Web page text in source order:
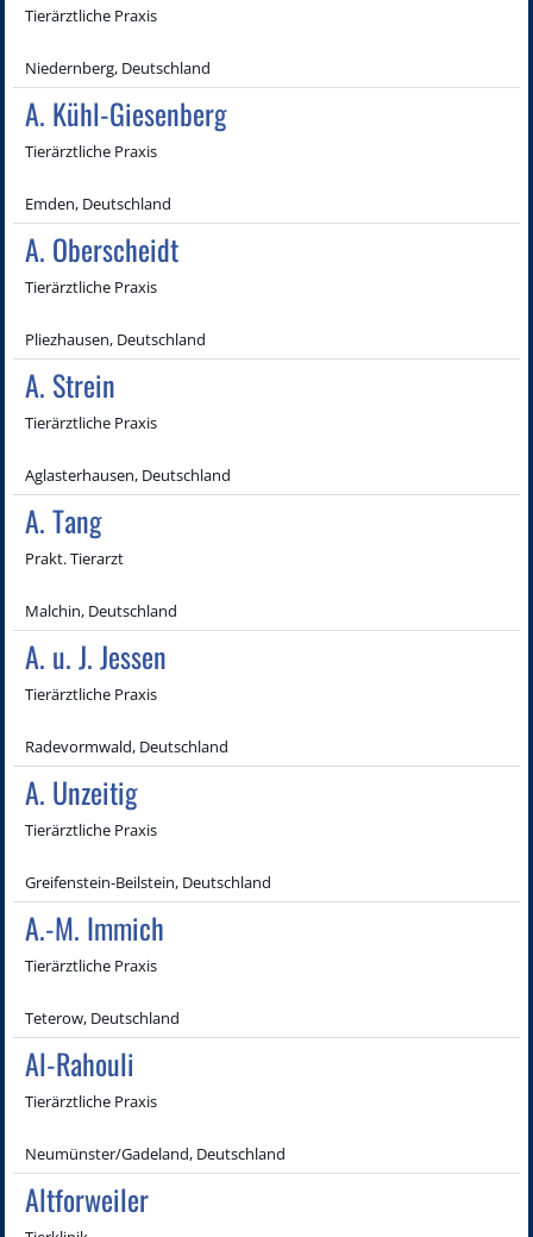
Tierärztliche Praxis
Niedernberg, Deutschland
A. Kühl-Giesenberg
Tierärztliche Praxis
Emden, Deutschland
A. Oberscheidt
Tierärztliche Praxis
Pliezhausen, Deutschland
A. Strein
Tierärztliche Praxis
Aglasterhausen, Deutschland
A. Tang
Prakt. Tierarzt
Malchin, Deutschland
A. u. J. Jessen
Tierärztliche Praxis
Radevormwald, Deutschland
A. Unzeitig
Tierärztliche Praxis
Greifenstein-Beilstein, Deutschland
A.-M. Immich
Tierärztliche Praxis
Teterow, Deutschland
Al-Rahouli
Tierärztliche Praxis
Neumünster/Gadeland, Deutschland
Altforweiler